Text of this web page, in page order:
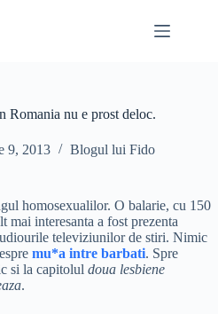
Romania nu e prost deloc.
9, 2013 Blogul lui Fido
homosexualilor. O balarie, cu 150
interesanta a fost prezenta
televiziunilor de stiri. Nimic
mu*a intre barbati. Spre
si la capitolul doua lesbiene
.